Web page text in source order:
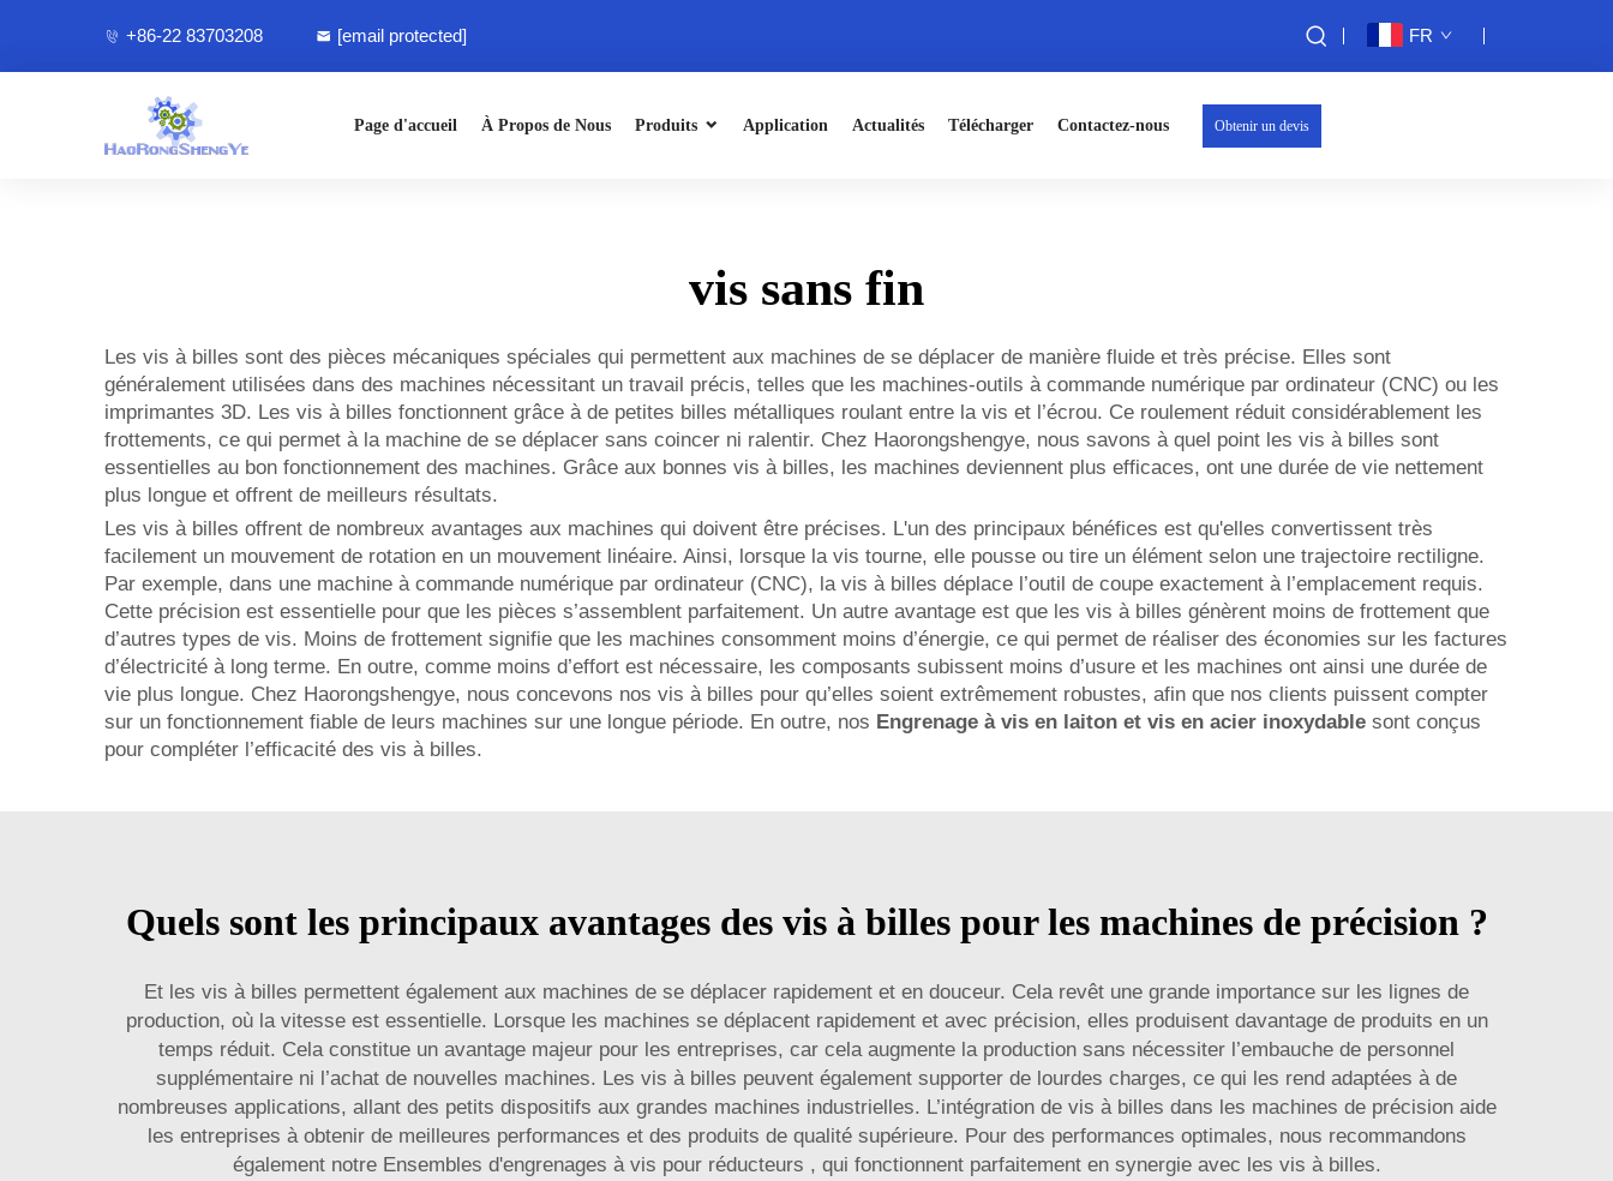
+86-22 83703208 [email protected] FR
Page d'accueil À Propos de Nous Produits Application Actualités Télécharger Contactez-nous Obtenir un devis
vis sans fin
Les vis à billes sont des pièces mécaniques spéciales qui permettent aux machines de se déplacer de manière fluide et très précise. Elles sont
généralement utilisées dans des machines nécessitant un travail précis, telles que les machines-outils à commande numérique par ordinateur (CNC) ou les
imprimantes 3D. Les vis à billes fonctionnent grâce à de petites billes métalliques roulant entre la vis et l’écrou. Ce roulement réduit considérablement les
frottements, ce qui permet à la machine de se déplacer sans coincer ni ralentir. Chez Haorongshengye, nous savons à quel point les vis à billes sont
essentielles au bon fonctionnement des machines. Grâce aux bonnes vis à billes, les machines deviennent plus efficaces, ont une durée de vie nettement
plus longue et offrent de meilleurs résultats.
Les vis à billes offrent de nombreux avantages aux machines qui doivent être précises. L'un des principaux bénéfices est qu'elles convertissent très
facilement un mouvement de rotation en un mouvement linéaire. Ainsi, lorsque la vis tourne, elle pousse ou tire un élément selon une trajectoire rectiligne.
Par exemple, dans une machine à commande numérique par ordinateur (CNC), la vis à billes déplace l’outil de coupe exactement à l’emplacement requis.
Cette précision est essentielle pour que les pièces s’assemblent parfaitement. Un autre avantage est que les vis à billes génèrent moins de frottement que
d’autres types de vis. Moins de frottement signifie que les machines consomment moins d’énergie, ce qui permet de réaliser des économies sur les factures
d’électricité à long terme. En outre, comme moins d’effort est nécessaire, les composants subissent moins d’usure et les machines ont ainsi une durée de
vie plus longue. Chez Haorongshengye, nous concevons nos vis à billes pour qu’elles soient extrêmement robustes, afin que nos clients puissent compter
sur un fonctionnement fiable de leurs machines sur une longue période. En outre, nos Engrenage à vis en laiton et vis en acier inoxydable sont conçus
pour compléter l’efficacité des vis à billes.
Quels sont les principaux avantages des vis à billes pour les machines de précision ?
Et les vis à billes permettent également aux machines de se déplacer rapidement et en douceur. Cela revêt une grande importance sur les lignes de
production, où la vitesse est essentielle. Lorsque les machines se déplacent rapidement et avec précision, elles produisent davantage de produits en un
temps réduit. Cela constitue un avantage majeur pour les entreprises, car cela augmente la production sans nécessiter l’embauche de personnel
supplémentaire ni l’achat de nouvelles machines. Les vis à billes peuvent également supporter de lourdes charges, ce qui les rend adaptées à de
nombreuses applications, allant des petits dispositifs aux grandes machines industrielles. L’intégration de vis à billes dans les machines de précision aide
les entreprises à obtenir de meilleures performances et des produits de qualité supérieure. Pour des performances optimales, nous recommandons
également notre Ensembles d'engrenages à vis pour réducteurs , qui fonctionnent parfaitement en synergie avec les vis à billes.